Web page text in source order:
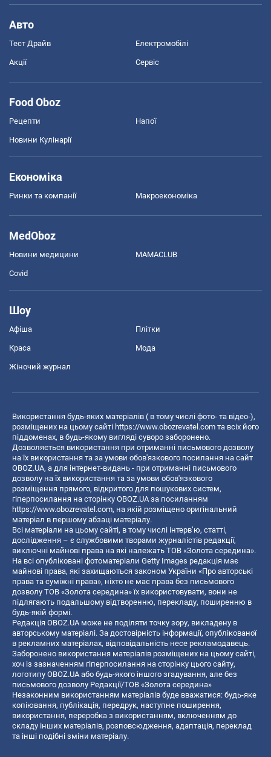
Авто
Тест Драйв Електромобілі
Акції Сервіс
Food Oboz
Рецепти Напої
Новини Кулінарії
Економіка
Ринки та компанії Макроекономіка
MedOboz
Новини медицини MAMACLUB
Covid
Шоу
Афіша Плітки
Краса Мода
Жіночий журнал
Використання будь-яких матеріалів ( в тому числі фото- та відео-),
розміщених на цьому сайті https://www.obozrevatel.com та всіх його
піддоменах, в будь-якому вигляді суворо заборонено.
Дозволяється використання при отриманні письмового дозволу
на їх використання та за умови обов'язкового посилання на сайт
OBOZ.UA, а для інтернет-видань - при отриманні письмового
дозволу на їх використання та за умови обов'язкового
розміщення прямого, відкритого для пошукових систем,
гіперпосилання на сторінку OBOZ.UA за посиланням
https://www.obozrevatel.com, на якій розміщено оригінальний
матеріал в першому абзаці матеріалу.
Всі матеріали на цьому сайті, в тому числі інтерв’ю, статті,
дослідження – є службовими творами журналістів редакції,
виключні майнові права на які належать ТОВ «Золота середина».
На всі опубліковані фотоматеріали Getty Images редакція має
майнові права, які захищаються законом України «Про авторські
права та суміжні права», ніхто не має права без письмового
дозволу ТОВ «Золота середина» їх використовувати, вони не
підлягають подальшому відтворенню, перекладу, поширенню в
будь-якій формі.
Редакція OBOZ.UA може не поділяти точку зору, викладену в
авторському матеріалі. За достовірність інформації, опублікованої
в рекламних матеріалах, відповідальність несе рекламодавець.
Заборонено використання матеріалів розміщених на цьому сайті,
хоч із зазначенням гіперпосилання на сторінку цього сайту,
логотипу OBOZ.UA або будь-якого іншого згадування, але без
письмового дозволу Редакції/ТОВ «Золота середина»
Незаконним використанням матеріалів буде вважатися: будь-яке
копiювання, публiкацiя, передрук, наступне поширення,
використання, переробка з використанням, включенням до
складу інших матеріалів, розповсюдження, адаптація, переклад
та інші подібні зміни матеріалу.